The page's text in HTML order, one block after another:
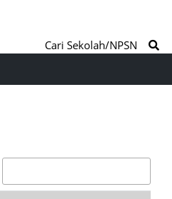
Cari Sekolah/NPSN